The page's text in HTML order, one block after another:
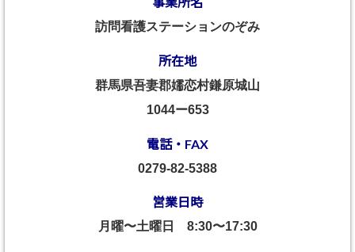
訪問看護ステーションのぞみ
所在地
群馬県吾妻郡嬬恋村鎌原城山
1044ー653
電話・FAX
0279-82-5388
営業日時
月曜〜土曜日 8:30〜17:30